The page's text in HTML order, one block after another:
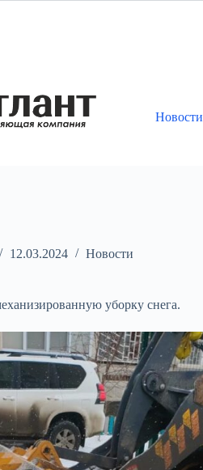
Новости
12.03.2024 Новости
уборку снега.